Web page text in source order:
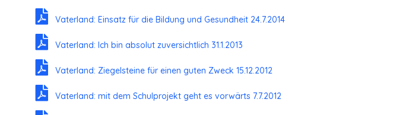
Vaterland: Einsatz für die Bildung und Gesundheit 24.7.2014
Vaterland: Ich bin absolut zuversichtlich 31.1.2013
Vaterland: Ziegelsteine für einen guten Zweck 15.12.2012
Vaterland: mit dem Schulprojekt geht es vorwärts 7.7.2012